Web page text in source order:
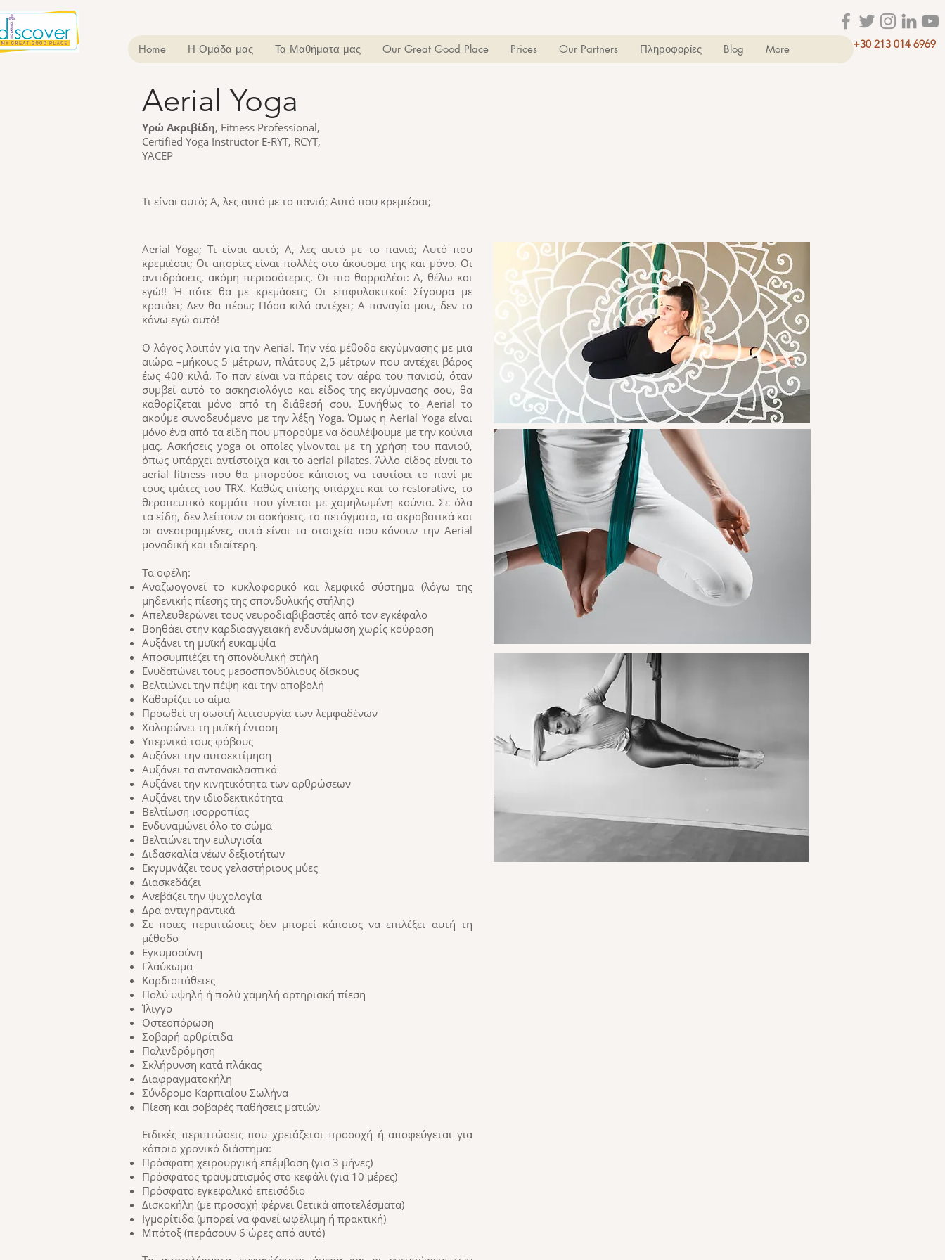
+30 213 014 6969
Home Η Ομάδα μας Τα Μαθήματα μας Our Great Good Place Prices Our Partners Πληροφορίες Blog More
Aerial Yoga
Aerial Yoga
Υρώ Ακριβίδη, Fitness Professional,
Certified Yoga Instructor E-RYT, RCYT,
YACEP
Τι είναι αυτό; A, λες αυτό με το πανιά; Αυτό που κρεμιέσαι;
Aerial Yoga; Τι είναι αυτό; A, λες αυτό με το πανιά; Αυτό που
κρεμιέσαι; Οι απορίες είναι πολλές στο άκουσμα της και μόνο. Οι
αντιδράσεις, ακόμη περισσότερες. Οι πιο θαρραλέοι: Α, θέλω και
εγώ!! Ή πότε θα με κρεμάσεις; Οι επιφυλακτικοί: Σίγουρα με
κρατάει; Δεν θα πέσω; Πόσα κιλά αντέχει; Α παναγία μου, δεν το
κάνω εγώ αυτό!
Ο λόγος λοιπόν για την Aerial. Την νέα μέθοδο εκγύμνασης με μια
αιώρα –μήκους 5 μέτρων, πλάτους 2,5 μέτρων που αντέχει βάρος
έως 400 κιλά. Το παν είναι να πάρεις τον αέρα του πανιού, όταν
συμβεί αυτό το ασκησιολόγιο και είδος της εκγύμνασης σου, θα
καθορίζεται μόνο από τη διάθεσή σου. Συνήθως το Aerial το
ακούμε συνοδευόμενο με την λέξη Yoga. Όμως η Aerial Yoga είναι
μόνο ένα από τα είδη που μπορούμε να δουλέψουμε με την κούνια
μας. Ασκήσεις yoga οι οποίες γίνονται με τη χρήση του πανιού,
όπως υπάρχει αντίστοιχα και το aerial pilates. Άλλο είδος είναι το
aerial fitness που θα μπορούσε κάποιος να ταυτίσει το πανί με
τους ιμάτες του TRX. Καθώς επίσης υπάρχει και το restorative, το
θεραπευτικό κομμάτι που γίνεται με χαμηλωμένη κούνια. Σε όλα
τα είδη, δεν λείπουν οι ασκήσεις, τα πετάγματα, τα ακροβατικά και
οι ανεστραμμένες, αυτά είναι τα στοιχεία που κάνουν την Aerial
μοναδική και ιδιαίτερη.
Τα οφέλη:
Αναζωογονεί το κυκλοφορικό και λεμφικό σύστημα (λόγω της
μηδενικής πίεσης της σπονδυλικής στήλης)
Απελευθερώνει τους νευροδιαβιβαστές από τον εγκέφαλο
Βοηθάει στην καρδιοαγγειακή ενδυνάμωση χωρίς κούραση
Αυξάνει τη μυϊκή ευκαμψία
Αποσυμπιέζει τη σπονδυλική στήλη
Ενυδατώνει τους μεσοσπονδύλιους δίσκους
Βελτιώνει την πέψη και την αποβολή
Καθαρίζει το αίμα
Προωθεί τη σωστή λειτουργία των λεμφαδένων
Χαλαρώνει τη μυϊκή ένταση
Υπερνικά τους φόβους
Αυξάνει την αυτοεκτίμηση
Αυξάνει τα αντανακλαστικά
Αυξάνει την κινητικότητα των αρθρώσεων
Αυξάνει την ιδιοδεκτικότητα
Βελτίωση ισορροπίας
Ενδυναμώνει όλο το σώμα
Βελτιώνει την ευλυγισία
Διδασκαλία νέων δεξιοτήτων
Εκγυμνάζει τους γελαστήριους μύες
Διασκεδάζει
Ανεβάζει την ψυχολογία
Δρα αντιγηραντικά
Σε ποιες περιπτώσεις δεν μπορεί κάποιος να επιλέξει αυτή τη
μέθοδο
Εγκυμοσύνη
Γλαύκωμα
Καρδιοπάθειες
Πολύ υψηλή ή πολύ χαμηλή αρτηριακή πίεση
Ίλιγγο
Οστεοπόρωση
Σοβαρή αρθρίτιδα
Παλινδρόμηση
Σκλήρυνση κατά πλάκας
Διαφραγματοκήλη
Σύνδρομο Καρπιαίου Σωλήνα
Πίεση και σοβαρές παθήσεις ματιών
Ειδικές περιπτώσεις που χρειάζεται προσοχή ή αποφεύγεται για
κάποιο χρονικό διάστημα:
Πρόσφατη χειρουργική επέμβαση (για 3 μήνες)
Πρόσφατος τραυματισμός στο κεφάλι (για 10 μέρες)
Πρόσφατο εγκεφαλικό επεισόδιο
Δισκοκήλη (με προσοχή φέρνει θετικά αποτελέσματα)
Ιγμορίτιδα (μπορεί να φανεί ωφέλιμη ή πρακτική)
Μπότοξ (περάσουν 6 ώρες από αυτό)